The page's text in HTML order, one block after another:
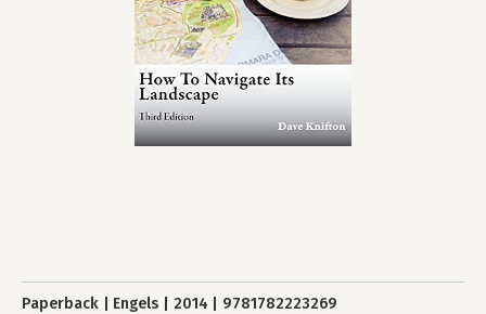
Paperback Engels 2014 9781782223269